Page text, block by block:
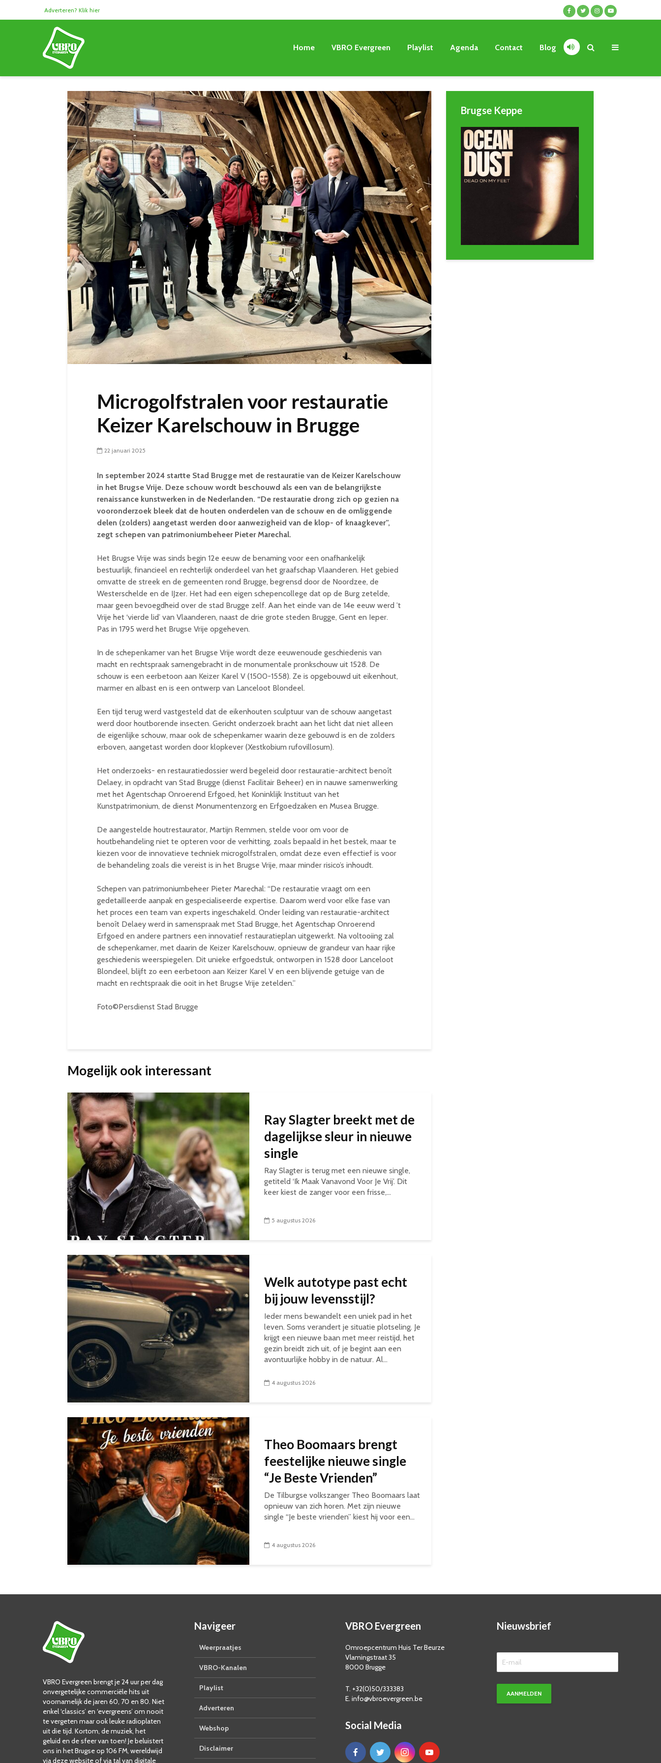
Adverteren? Klik hier
Home VBRO Evergreen Playlist Agenda Contact Blog
Microgolfstralen voor restauratie
Keizer Karelschouw in Brugge
22 januari 2025
In september 2024 startte Stad Brugge met de restauratie van de Keizer Karelschouw
in het Brugse Vrije. Deze schouw wordt beschouwd als een van de belangrijkste
renaissance kunstwerken in de Nederlanden. “De restauratie drong zich op gezien na
vooronderzoek bleek dat de houten onderdelen van de schouw en de omliggende
delen (zolders) aangetast werden door aanwezigheid van de klop- of knaagkever”,
zegt schepen van patrimoniumbeheer Pieter Marechal.
Het Brugse Vrije was sinds begin 12e eeuw de benaming voor een onafhankelijk
bestuurlijk, financieel en rechterlijk onderdeel van het graafschap Vlaanderen. Het gebied
omvatte de streek en de gemeenten rond Brugge, begrensd door de Noordzee, de
Westerschelde en de IJzer. Het had een eigen schepencollege dat op de Burg zetelde,
maar geen bevoegdheid over de stad Brugge zelf. Aan het einde van de 14e eeuw werd ’t
Vrije het ‘vierde lid’ van Vlaanderen, naast de drie grote steden Brugge, Gent en Ieper.
Pas in 1795 werd het Brugse Vrije opgeheven.
In de schepenkamer van het Brugse Vrije wordt deze eeuwenoude geschiedenis van
macht en rechtspraak samengebracht in de monumentale pronkschouw uit 1528. De
schouw is een eerbetoon aan Keizer Karel V (1500-1558). Ze is opgebouwd uit eikenhout,
marmer en albast en is een ontwerp van Lanceloot Blondeel.
Een tijd terug werd vastgesteld dat de eikenhouten sculptuur van de schouw aangetast
werd door houtborende insecten. Gericht onderzoek bracht aan het licht dat niet alleen
de eigenlijke schouw, maar ook de schepenkamer waarin deze gebouwd is en de zolders
erboven, aangetast worden door klopkever (Xestkobium rufovillosum).
Het onderzoeks- en restauratiedossier werd begeleid door restauratie-architect benoît
Delaey, in opdracht van Stad Brugge (dienst Facilitair Beheer) en in nauwe samenwerking
met het Agentschap Onroerend Erfgoed, het Koninklijk Instituut van het
Kunstpatrimonium, de dienst Monumentenzorg en Erfgoedzaken en Musea Brugge.
De aangestelde houtrestaurator, Martijn Remmen, stelde voor om voor de
houtbehandeling niet te opteren voor de verhitting, zoals bepaald in het bestek, maar te
kiezen voor de innovatieve techniek microgolfstralen, omdat deze even effectief is voor
de behandeling zoals die vereist is in het Brugse Vrije, maar minder risico’s inhoudt.
Schepen van patrimoniumbeheer Pieter Marechal: “De restauratie vraagt om een
gedetailleerde aanpak en gespecialiseerde expertise. Daarom werd voor elke fase van
het proces een team van experts ingeschakeld. Onder leiding van restauratie-architect
benoît Delaey werd in samenspraak met Stad Brugge, het Agentschap Onroerend
Erfgoed en andere partners een innovatief restauratieplan uitgewerkt. Na voltooiing zal
de schepenkamer, met daarin de Keizer Karelschouw, opnieuw de grandeur van haar rijke
geschiedenis weerspiegelen. Dit unieke erfgoedstuk, ontworpen in 1528 door Lanceloot
Blondeel, blijft zo een eerbetoon aan Keizer Karel V en een blijvende getuige van de
macht en rechtspraak die ooit in het Brugse Vrije zetelden.”
Foto©Persdienst Stad Brugge
Mogelijk ook interessant
Ray Slagter breekt met de
dagelijkse sleur in nieuwe
single
Ray Slagter is terug met een nieuwe single,
getiteld ‘Ik Maak Vanavond Voor Je Vrij’. Dit
keer kiest de zanger voor een frisse,...
5 augustus 2026
Welk autotype past echt
bij jouw levensstijl?
Ieder mens bewandelt een uniek pad in het
leven. Soms verandert je situatie plotseling. Je
krijgt een nieuwe baan met meer reistijd, het
gezin breidt zich uit, of je begint aan een
avontuurlijke hobby in de natuur. Al...
4 augustus 2026
Theo Boomaars brengt
feestelijke nieuwe single
“Je Beste Vrienden”
De Tilburgse volkszanger Theo Boomaars laat
opnieuw van zich horen. Met zijn nieuwe
single “Je beste vrienden” kiest hij voor een...
4 augustus 2026
Brugse Keppe
VBRO Evergreen brengt je 24 uur per dag
onvergetelijke commerciële hits uit
voornamelijk de jaren 60, 70 en 80. Niet
enkel ‘classics’ en ‘evergreens’ om nooit
te vergeten maar ook leuke radioplaten
uit die tijd. Kortom, de muziek, het
geluid en de sfeer van toen! Je beluistert
ons in het Brugse op 106 FM, wereldwijd
via deze website of via tal van digitale
Navigeer
Weerpraatjes
VBRO-Kanalen
Playlist
Adverteren
Webshop
Disclaimer
VBRO Evergreen
Omroepcentrum Huis Ter Beurze
Vlamingstraat 35
8000 Brugge
T. +32(0)50/333383
E. info@vbroevergreen.be
Social Media
Nieuwsbrief